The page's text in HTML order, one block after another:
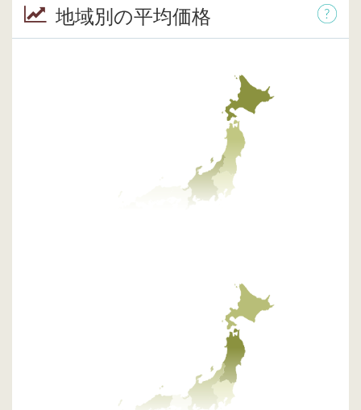
地域別の平均価格